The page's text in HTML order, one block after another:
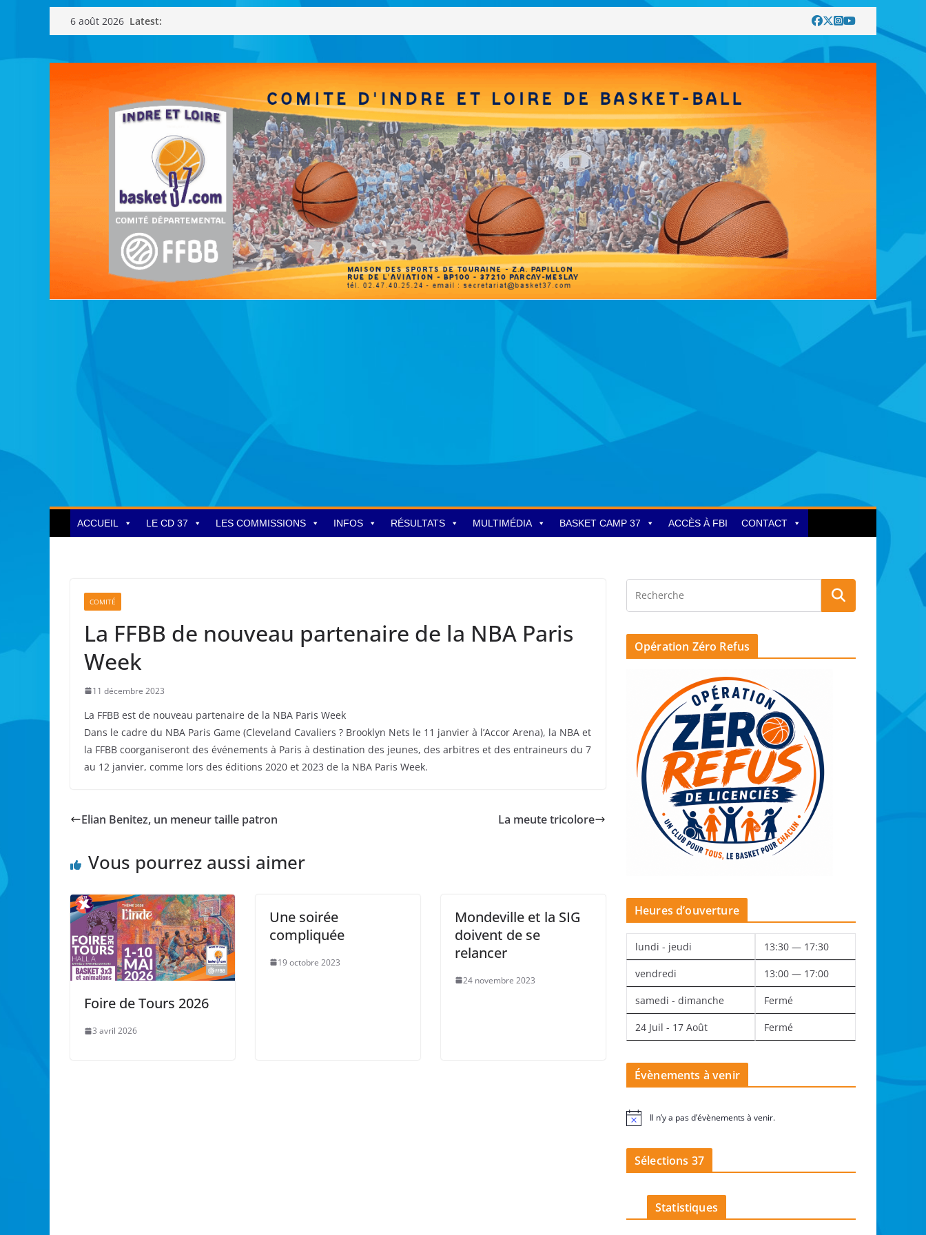
Passer
au
6 août 2026 Latest:
ACCUEIL LE CD 37 LES COMMISSIONS INFOS RÉSULTATS MULTIMÉDIA BASKET CAMP 37 ACCÈS À FBI CONTACT
COMITÉ
La FFBB de nouveau partenaire de la NBA Paris
Week
11 décembre 2023
La FFBB est de nouveau partenaire de la NBA Paris Week
Dans le cadre du NBA Paris Game (Cleveland Cavaliers ? Brooklyn Nets le 11 janvier à l’Accor Arena), la NBA et
la FFBB coorganiseront des événements à Paris à destination des jeunes, des arbitres et des entraineurs du 7
au 12 janvier, comme lors des éditions 2020 et 2023 de la NBA Paris Week.
Elian Benitez, un meneur taille patron La meute tricolore
Vous pourrez aussi aimer
Foire de Tours 2026
3 avril 2026
Une soirée
compliquée
19 octobre 2023
Mondeville et la SIG
doivent de se
relancer
24 novembre 2023
Opération Zéro Refus
Heures d’ouverture
lundi - jeudi 13:30 — 17:30
vendredi 13:00 — 17:00
samedi - dimanche Fermé
24 Juil - 17 Août Fermé
Évènements à venir
N
e
Il n’y a pas d’évènements à venir.
Sélections 37
Statistiques